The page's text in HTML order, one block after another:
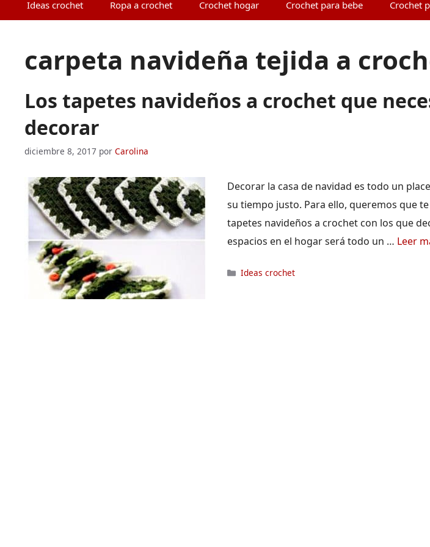
Ideas crochet Ropa a crochet Crochet hogar Crochet para bebe Crochet
carpeta navideña tejida a
Los tapetes navideños a crochet que
decorar
diciembre 8, 2017 por Carolina
Decorar la casa de navidad es todo un
su tiempo justo. Para ello, queremos que
tapetes navideños a crochet con los que
espacios en el hogar será todo un … Leer
Categorías
Ideas crochet